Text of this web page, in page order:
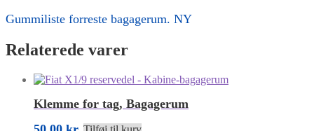
Gummiliste forreste bagagerum. NY
Relaterede varer
Klemme for tag, Bagagerum